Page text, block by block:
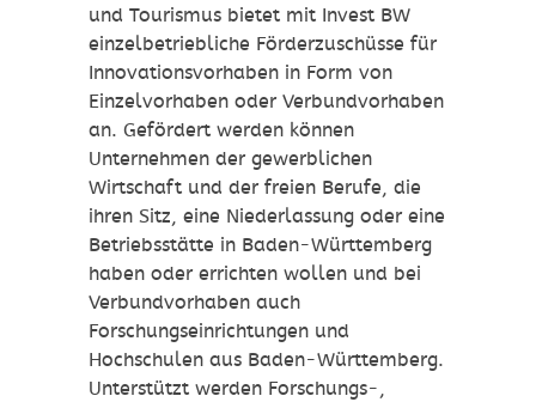
und Tourismus bietet mit Invest BW
einzelbetriebliche Förderzuschüsse für
Innovationsvorhaben in Form von
Einzelvorhaben oder Verbundvorhaben
an. Gefördert werden können
Unternehmen der gewerblichen
Wirtschaft und der freien Berufe, die
ihren Sitz, eine Niederlassung oder eine
Betriebsstätte in Baden-Württemberg
haben oder errichten wollen und bei
Verbundvorhaben auch
Forschungseinrichtungen und
Hochschulen aus Baden-Württemberg.
Unterstützt werden Forschungs-,